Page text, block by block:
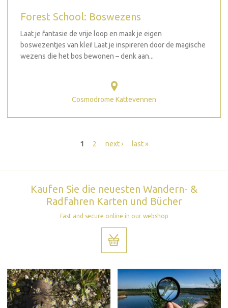
Forest School: Boswezens
Laat je fantasie de vrije loop en maak je eigen
boswezentjes van klei! Laat je inspireren door de magische
wezens die het bos bewonen – denk aan...
Cosmodrome Kattevennen
1 2 next › last »
Kaufen Sie die neuesten Wandern- &
Radfahren Karten und Bücher
Fast and secure online in our webshop